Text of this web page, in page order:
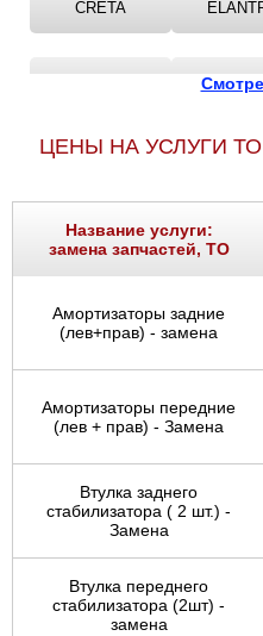
CRETA
GRAND GRAND
LANTRA
NF PONY
TERRACAN
VELOSTER
ЦЕНЫ НА УСЛУГИ
Название услуги:
замена запчастей, ТО
Амортизаторы задние
(лев+прав) - замена
Амортизаторы передние
(лев + прав) - Замена
Втулка заднего
стабилизатора ( 2 шт.) -
Замена
Втулка переднего
стабилизатора (2шт) -
замена